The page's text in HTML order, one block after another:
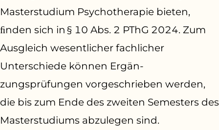
Masterstudium Psycho­therapie bieten,
ﬁnden sich in § 10 Abs. 2 PThG 2024. Zum
Ausgleich wesentlicher fachlicher
Unterschiede können Ergän­
zungsprüfungen vorgeschrieben werden,
die bis zum Ende des zweiten Semesters des
Masterstudiums abzulegen sind.